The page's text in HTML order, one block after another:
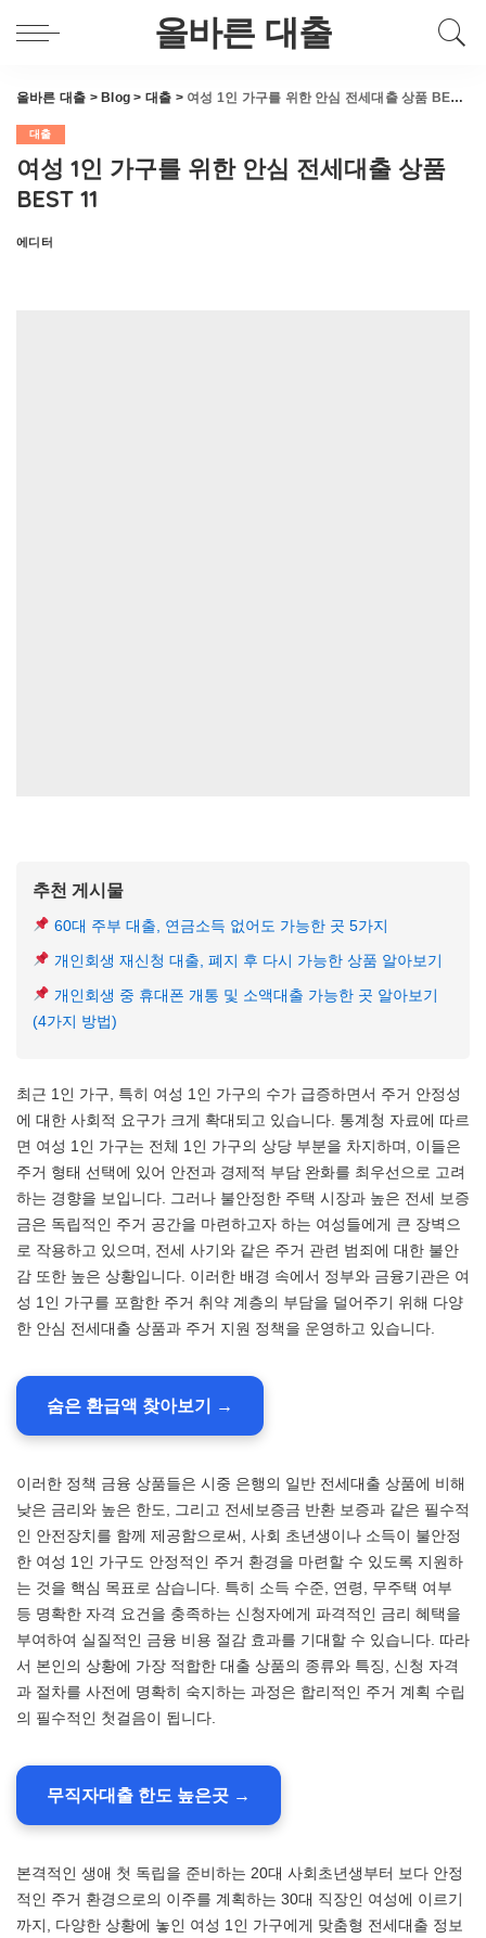
올바른 대출
올바른 대출 > Blog > 대출 > 여성 1인 가구를 위한 안심 전세대출 상품 BEST 11
대출
여성 1인 가구를 위한 안심 전세대출 상품
BEST 11
Posted
에디터
추천 게시물
60대 주부 대출, 연금소득 없어도 가능한 곳 5가지
개인회생 재신청 대출, 폐지 후 다시 가능한 상품 알아보기
개인회생 중 휴대폰 개통 및 소액대출 가능한 곳 알아보기
(4가지 방법)
최근 1인 가구, 특히 여성 1인 가구의 수가 급증하면서 주거 안정성
에 대한 사회적 요구가 크게 확대되고 있습니다. 통계청 자료에 따르
면 여성 1인 가구는 전체 1인 가구의 상당 부분을 차지하며, 이들은
주거 형태 선택에 있어 안전과 경제적 부담 완화를 최우선으로 고려
하는 경향을 보입니다. 그러나 불안정한 주택 시장과 높은 전세 보증
금은 독립적인 주거 공간을 마련하고자 하는 여성들에게 큰 장벽으
로 작용하고 있으며, 전세 사기와 같은 주거 관련 범죄에 대한 불안
감 또한 높은 상황입니다. 이러한 배경 속에서 정부와 금융기관은 여
성 1인 가구를 포함한 주거 취약 계층의 부담을 덜어주기 위해 다양
한 안심 전세대출 상품과 주거 지원 정책을 운영하고 있습니다.
숨은 환급액 찾아보기 →
이러한 정책 금융 상품들은 시중 은행의 일반 전세대출 상품에 비해
낮은 금리와 높은 한도, 그리고 전세보증금 반환 보증과 같은 필수적
인 안전장치를 함께 제공함으로써, 사회 초년생이나 소득이 불안정
한 여성 1인 가구도 안정적인 주거 환경을 마련할 수 있도록 지원하
는 것을 핵심 목표로 삼습니다. 특히 소득 수준, 연령, 무주택 여부
등 명확한 자격 요건을 충족하는 신청자에게 파격적인 금리 혜택을
부여하여 실질적인 금융 비용 절감 효과를 기대할 수 있습니다. 따라
서 본인의 상황에 가장 적합한 대출 상품의 종류와 특징, 신청 자격
과 절차를 사전에 명확히 숙지하는 과정은 합리적인 주거 계획 수립
의 필수적인 첫걸음이 됩니다.
무직자대출 한도 높은곳 →
본격적인 생애 첫 독립을 준비하는 20대 사회초년생부터 보다 안정
적인 주거 환경으로의 이주를 계획하는 30대 직장인 여성에 이르기
까지, 다양한 상황에 놓인 여성 1인 가구에게 맞춤형 전세대출 정보